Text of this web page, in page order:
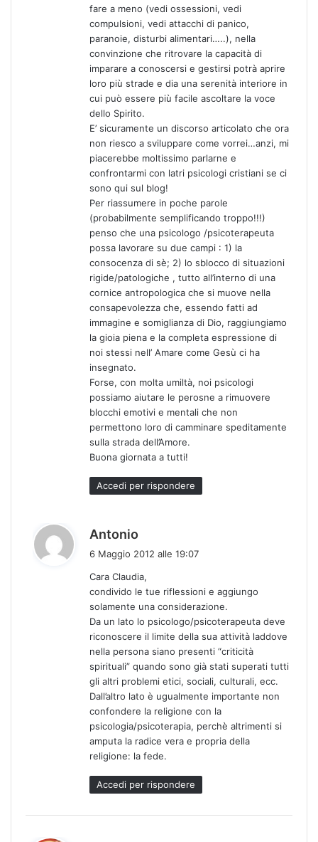
fare a meno (vedi ossessioni, vedi
compulsioni, vedi attacchi di panico,
paranoie, disturbi alimentari…..), nella
convinzione che ritrovare la capacità di
imparare a conoscersi e gestirsi potrà aprire
loro più strade e dia una serenità interiore in
cui può essere più facile ascoltare la voce
dello Spirito.
E’ sicuramente un discorso articolato che ora
non riesco a sviluppare come vorrei…anzi, mi
piacerebbe moltissimo parlarne e
confrontarmi con latri psicologi cristiani se ci
sono qui sul blog!
Per riassumere in poche parole
(probabilmente semplificando troppo!!!)
penso che una psicologo /psicoterapeuta
possa lavorare su due campi : 1) la
consocenza di sè; 2) lo sblocco di situazioni
rigide/patologiche , tutto all’interno di una
cornice antropologica che si muove nella
consapevolezza che, essendo fatti ad
immagine e somiglianza di Dio, raggiungiamo
la gioia piena e la completa espressione di
noi stessi nell’ Amare come Gesù ci ha
insegnato.
Forse, con molta umiltà, noi psicologi
possiamo aiutare le perosne a rimuovere
blocchi emotivi e mentali che non
permettono loro di camminare speditamente
sulla strada dell’Amore.
Buona giornata a tutti!
Accedi per rispondere
Antonio
e
t
t
6 Maggio 2012 alle 19:07
Cara Claudia,
condivido le tue riflessioni e aggiungo
solamente una considerazione.
Da un lato lo psicologo/psicoterapeuta deve
riconoscere il limite della sua attività laddove
nella persona siano presenti “criticità
spirituali” quando sono già stati superati tutti
gli altri problemi etici, sociali, culturali, ecc.
Dall’altro lato è ugualmente importante non
confondere la religione con la
psicologia/psicoterapia, perchè altrimenti si
amputa la radice vera e propria della
religione: la fede.
Accedi per rispondere